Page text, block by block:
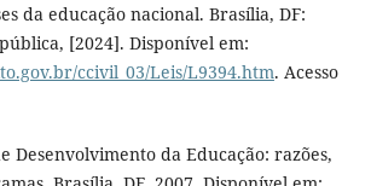
da educação nacional. Brasília, DF:
[2024]. Disponível em:
ccivil_03/Leis/L9394.htm. Acesso
Desenvolvimento da Educação: razões,